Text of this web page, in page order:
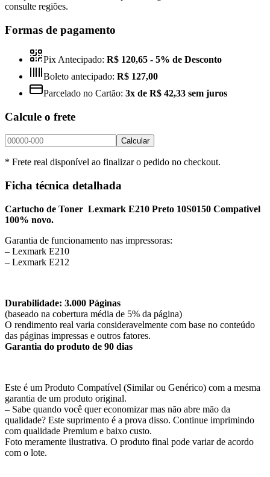
consulte regiões.
Formas de pagamento
Pix Antecipado: R$ 120,65 - 5% de Desconto
Boleto antecipado: R$ 127,00
Parcelado no Cartão: 3x de R$ 42,33 sem juros
Calcule o frete
Calcular
* Frete real disponível ao finalizar o pedido no checkout.
Ficha técnica detalhada
Cartucho de Toner Lexmark E210 Preto 10S0150 Compativel
100% novo.
Garantia de funcionamento nas impressoras:
– Lexmark E210
– Lexmark E212
Durabilidade: 3.000 Páginas
(baseado na cobertura média de 5% da página)
O rendimento real varia consideravelmente com base no conteúdo
das páginas impressas e outros fatores.
Garantia do produto de 90 dias
Este é um Produto Compatível (Similar ou Genérico) com a mesma
garantia de um produto original.
– Sabe quando você quer economizar mas não abre mão da
qualidade? Este suprimento é a prova disso. Continue imprimindo
com qualidade Premium e baixo custo.
Foto meramente ilustrativa. O produto final pode variar de acordo
com o lote.